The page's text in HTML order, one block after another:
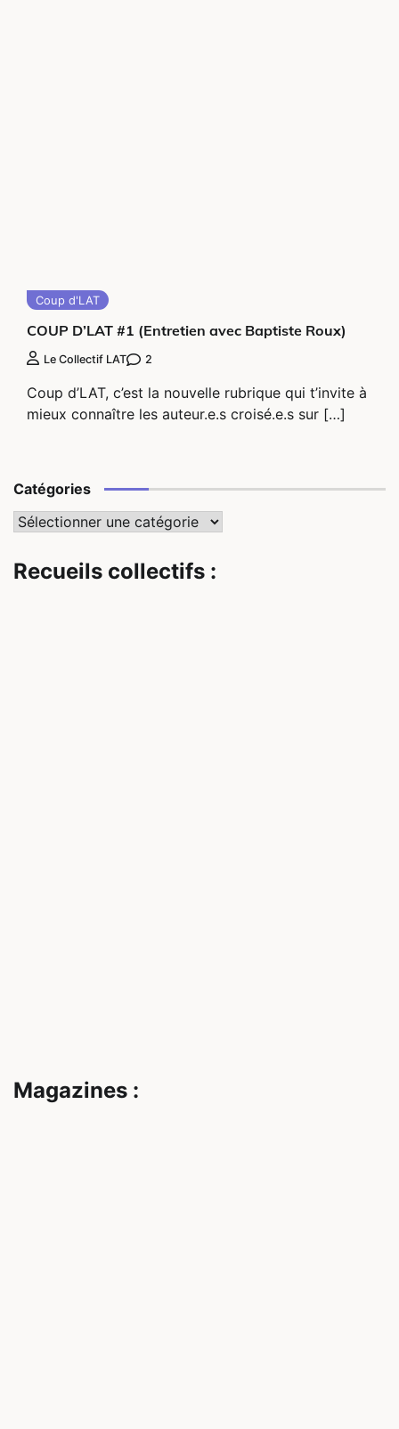
Coup d'LAT
COUP D’LAT #1 (Entretien avec Baptiste Roux)
Le Collectif LAT 2
Coup d’LAT, c’est la nouvelle rubrique qui t’invite à
mieux connaître les auteur.e.s croisé.e.s sur […]
Catégories
Catégories
Recueils collectifs :
Magazines :